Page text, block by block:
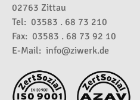
02763 Zittau
Tel: 03583 . 68 73 210
Fax: 03583 . 68 73 92 10
E-Mail: info@ziwerk.de